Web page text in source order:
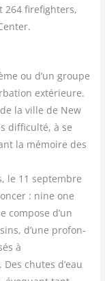
264 fire­figh­ters,
ou d’un groupe
exté­rieure.
la ville de New
dif­fi­cul­té, à se
la mémoire des
le 11 sep­tembre
: nine one
com­pose d’un
d’une pro­fon­
à
chutes d’eau